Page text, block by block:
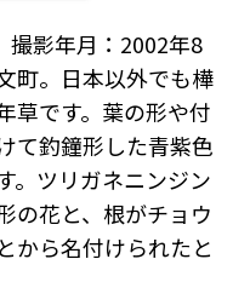
撮影年月：2002年8
町。日本以外でも樺
草です。葉の形や付
て釣鐘形した青紫色
。ツリガネニンジン
の花と、根がチョウ
から名付けられたと